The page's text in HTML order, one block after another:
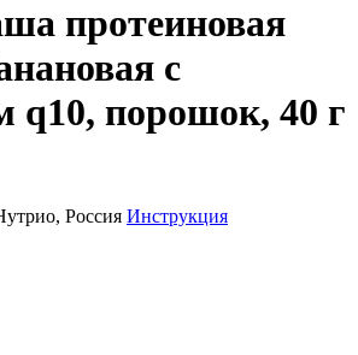
протеиновая
с
q10, порошок, 40 г
Россия Инструкция